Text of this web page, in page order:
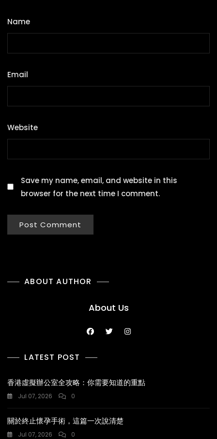
Name
Email
Website
Save my name, email, and website in this
browser for the next time I comment.
ABOUT AUTHOR
About Us
LATEST POST
香港虛擬辦公室全攻略：你需要知道的重點
Jul 07, 2026 0
關於終止懷孕手術，這篇一次說清楚
Jul 07, 2026 0